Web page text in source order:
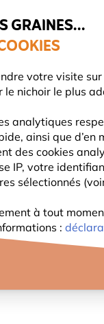
GRAINES...
votre visite
le nichoir le plus
analytiques
ainsi que d’en
des cookies
IP, votre
sélectionnés
à tout
:
€
NICHOIRS
Protector - Nichoir